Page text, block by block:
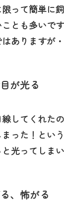
って簡単に
とも多いで
ありますが
が光る
してくれた
った！とい
光ってしまい
、怖がる